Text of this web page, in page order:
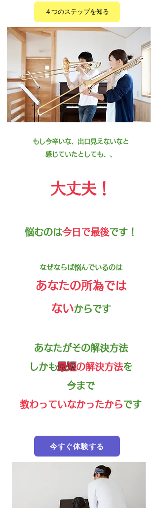
４つのステップを知る
もし今辛いな、出口見えないなと
​感じていたとしても、、
大丈夫！
悩むのは今日で最後です！
なぜならば悩んでいるのは
あなたの所為では
ないからです
あなたがその解決方法
しかも最短の解決方法を
今まで
教わっていなかったからです
今すぐ体験する